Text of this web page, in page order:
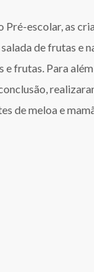
Pré-escolar, as
de frutas e
frutas. Para
de meloa e